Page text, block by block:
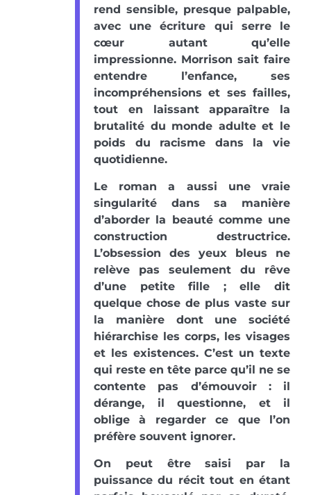
rend sensible, presque palpable,
avec une écriture qui serre le
cœur autant qu’elle
impressionne. Morrison sait faire
entendre l’enfance, ses
incompréhensions et ses failles,
tout en laissant apparaître la
brutalité du monde adulte et le
poids du racisme dans la vie
quotidienne.
Le roman a aussi une vraie
singularité dans sa manière
d’aborder la beauté comme une
construction destructrice.
L’obsession des yeux bleus ne
relève pas seulement du rêve
d’une petite fille ; elle dit
quelque chose de plus vaste sur
la manière dont une société
hiérarchise les corps, les visages
et les existences. C’est un texte
qui reste en tête parce qu’il ne se
contente pas d’émouvoir : il
dérange, il questionne, et il
oblige à regarder ce que l’on
préfère souvent ignorer.
On peut être saisi par la
puissance du récit tout en étant